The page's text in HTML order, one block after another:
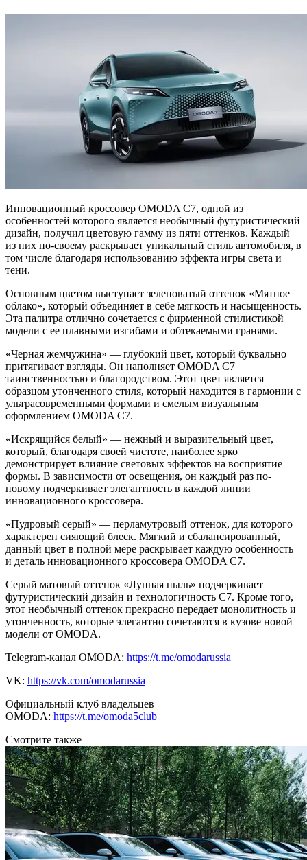
Инновационный кроссовер OMODA C7, одной из
особенностей которого является необычный футуристический
дизайн, получил цветовую гамму из пяти оттенков. Каждый
из них по-своему раскрывает уникальный стиль автомобиля, в
том числе благодаря использованию эффекта игры света и
тени.
Основным цветом выступает зеленоватый оттенок «Мятное
облако», который объединяет в себе мягкость и насыщенность.
Эта палитра отлично сочетается с фирменной стилистикой
модели с ее плавными изгибами и обтекаемыми гранями.
«Черная жемчужина» — глубокий цвет, который буквально
притягивает взгляды. Он наполняет OMODA C7
таинственностью и благородством. Этот цвет является
образцом утонченного стиля, который находится в гармонии с
ультрасовременными формами и смелым визуальным
оформлением OMODA C7.
«Искрящийся белый» — нежный и выразительный цвет,
который, благодаря своей чистоте, наиболее ярко
демонстрирует влияние световых эффектов на восприятие
формы. В зависимости от освещения, он каждый раз по-
новому подчеркивает элегантность в каждой линии
инновационного кроссовера.
«Пудровый серый» — перламутровый оттенок, для которого
характерен сияющий блеск. Мягкий и сбалансированный,
данный цвет в полной мере раскрывает каждую особенность
и деталь инновационного кроссовера OMODA C7.
Серый матовый оттенок «Лунная пыль» подчеркивает
футуристический дизайн и технологичность C7. Кроме того,
этот необычный оттенок прекрасно передает монолитность и
утонченность, которые элегантно сочетаются в кузове новой
модели от OMODA.
Telegram-канал OMODA: https://t.me/omodarussia
VK: https://vk.com/omodarussia
Официальный клуб владельцев
OMODA: https://t.me/omoda5club
Смотрите также